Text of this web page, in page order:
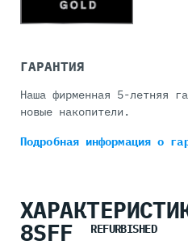
ГАРАНТИЯ
Наша фирменная 5-летняя
новые накопители.
Подробная информацияо
8SFF REFURBISHED